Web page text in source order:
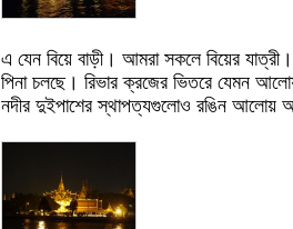
এ যেন বিয়ে বাড়ী। আমরা সকলে বিয়ের
পিনা চলছে। রিভার ক্রজের ভিতরে যেমন
নদীর দুইপাশের স্থাপত্যগুলোও রঙিন আলোয়